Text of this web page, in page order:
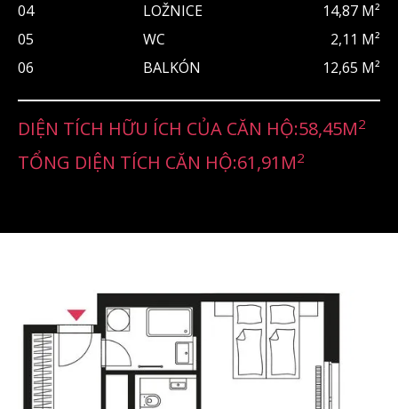
04 LOŽNICE
14,87 M²
05
WC
2,11 M²
06
BALKÓN 12,65 M²
DIỆN TÍCH HỮU ÍCH CỦA CĂN HỘ:58,45M2
TỔNG DIỆN TÍCH CĂN HỘ:61,91 M2